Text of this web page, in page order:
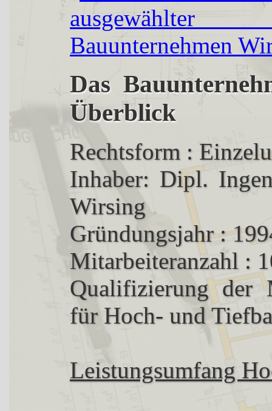
Das
Überblick
Rechtsform :
Inhaber: Dipl.
Wirsing
Gründungsjahr :
Mitarbeiteranzahl :
Qualifizierung der
für Hoch- und
Leistungsumfang